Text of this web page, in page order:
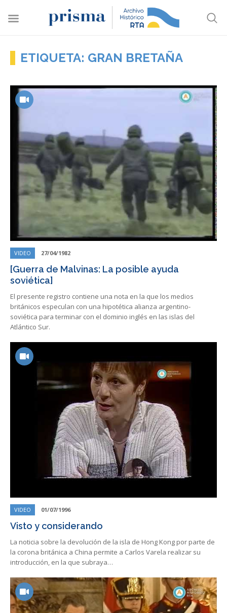
ETIQUETA: GRAN BRETAÑA
VIDEO 27/04/1982
[Guerra de Malvinas: La posible ayuda
soviética]
El presente registro contiene una nota en la que los medios
británicos especulan con una hipotética alianza argentino-
soviética para terminar con el dominio inglés en las islas del
Atlántico Sur.
VIDEO 01/07/1996
Visto y considerando
La noticia sobre la devolución de la isla de Hong Kong por parte de
la corona británica a China permite a Carlos Varela realizar su
introducción, en la que subraya…